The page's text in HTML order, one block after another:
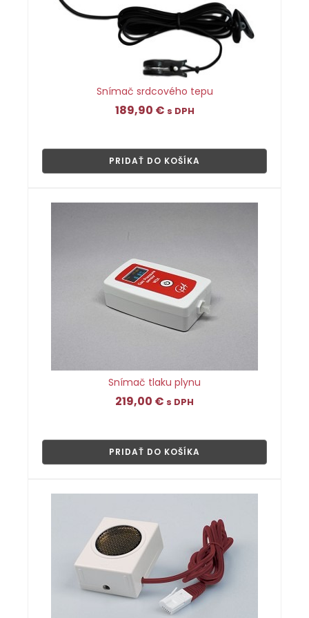
Snímač srdcového tepu
189,90 € s DPH
PRIDAŤ DO KOŠÍKA
Snímač tlaku plynu
219,00 € s DPH
PRIDAŤ DO KOŠÍKA